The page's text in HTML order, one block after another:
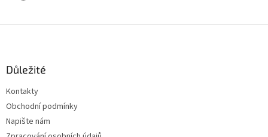
Důležité
Kontakty
Obchodní podmínky
Napište nám